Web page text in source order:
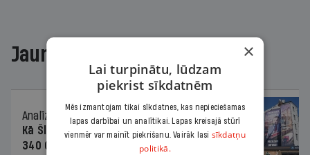
Jaunākajā žurnālā
Analīze
06.08.2026.
Kā Šlesera partija palika nesodīta par
340 000 vērtu reklāmas kampaņu
×
Lai turpinātu, lūdzam
piekrist sīkdatnēm
Mēs izmantojam tikai sīkdatnes, kas nepieciešamas
lapas darbībai un analītikai. Lapas kreisajā stūrī
vienmēr var mainīt piekrišanu. Vairāk lasi sīkdatņu
politikā.